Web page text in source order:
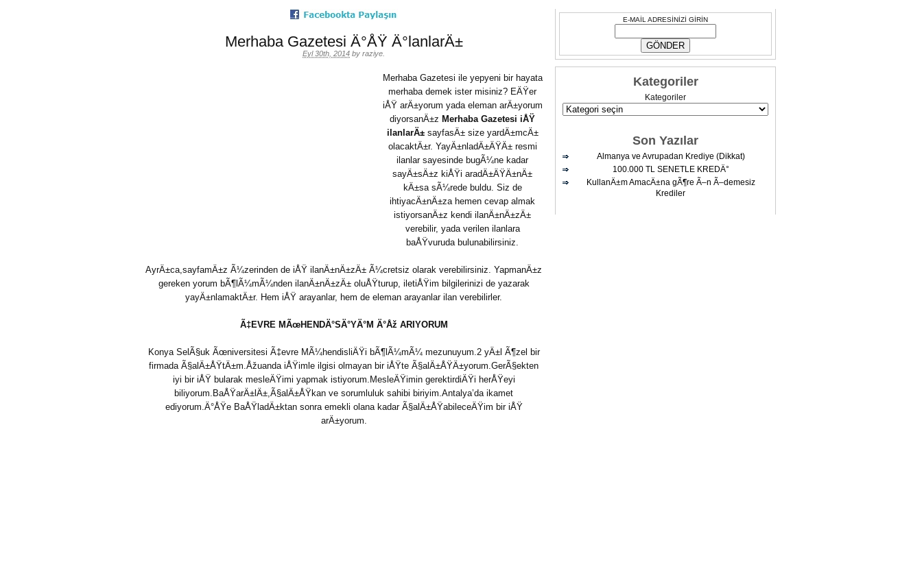
Merhaba Gazetesi Ä°ÅŸ Ä°lanlarÄ±
Eyl 30th, 2014 by raziye
Merhaba Gazetesi ile yepyeni bir hayata
merhaba demek ister misiniz? EÄŸer
iÅŸ arÄ±yorum yada eleman arÄ±yorum
diyorsanÄ±z Merhaba Gazetesi iÅŸ
ilanlarÄ±sayfasÄ± size yardÄ±mcÄ±
olacaktÄ±r. YayÄ±nladÄ±ÄŸÄ± resmi
ilanlar sayesinde bugÃ¼ne kadar
sayÄ±sÄ±z kiÅŸi aradÄ±ÄŸÄ±nÄ±
kÄ±sa sÃ¼rede buldu. Siz de
ihtiyacÄ±nÄ±za hemen cevap almak
istiyorsanÄ±z kendi ilanÄ±nÄ±zÄ±
verebilir, yada verilen ilanlara
baÅŸvuruda bulunabilirsiniz.
AyrÄ±ca,sayfamÄ±z Ã¼zerinden de iÅŸ ilanÄ±nÄ±zÄ± Ã¼cretsiz olarak verebilirsiniz. YapmanÄ±z
gereken yorum bÃ¶lÃ¼mÃ¼nden ilanÄ±nÄ±zÄ± oluÅŸturup, iletiÅŸim bilgilerinizi de yazarak
yayÄ±nlamaktÄ±r. Hem iÅŸ arayanlar, hem de eleman arayanlar ilan verebilirler.
Ã‡EVRE MÃœHENDÄ°SÄ°YÄ°M Ä°Åž ARIYORUM
Konya SelÃ§uk Ãœniversitesi Ã‡evre MÃ¼hendisliÄŸi bÃ¶lÃ¼mÃ¼ mezunuyum.2 yÄ±l Ã¶zel bir
firmada Ã§alÄ±ÅŸtÄ±m.Åžuanda iÅŸimle ilgisi olmayan bir iÅŸte Ã§alÄ±ÅŸÄ±yorum.GerÃ§ekten
iyi bir iÅŸ bularak mesleÄŸimi yapmak istiyorum.MesleÄŸimin gerektirdiÄŸi herÅŸeyi
biliyorum.BaÅŸarÄ±lÄ±,Ã§alÄ±ÅŸkan ve sorumluluk sahibi biriyim.Antalya’da ikamet
ediyorum.Ä°ÅŸe BaÅŸladÄ±ktan sonra emekli olana kadar Ã§alÄ±ÅŸabileceÄŸim bir iÅŸ
arÄ±yorum.
E-MAİL ADRESİNİZİ GİRİN
Kategoriler
Kategoriler
Son Yazılar
Almanya ve Avrupadan Krediye (Dikkat)
100.000 TL SENETLE KREDÄ°
KullanÄ±m AmacÄ±na gÃ¶re Ã–n Ã–demesiz
Krediler